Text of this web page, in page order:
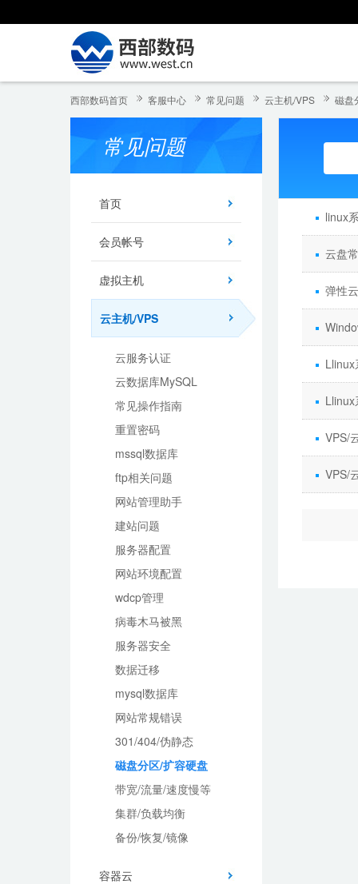
西部数码首页 客服中心 常见问题 云主机/VPS 磁盘
常见问题
首页
会员帐号
虚拟主机
云主机/VPS
云服务认证
云数据库MySQL
常见操作指南
重置密码
mssql数据库
ftp相关问题
网站管理助手
建站问题
服务器配置
网站环境配置
wdcp管理
病毒木马被黑
服务器安全
数据迁移
mysql数据库
网站常规错误
301/404/伪静态
磁盘分区/扩容硬盘
带宽/流量/速度慢等
集群/负载均衡
备份/恢复/镜像
容器云
linux
云盘
弹性
VPS/
VPS/